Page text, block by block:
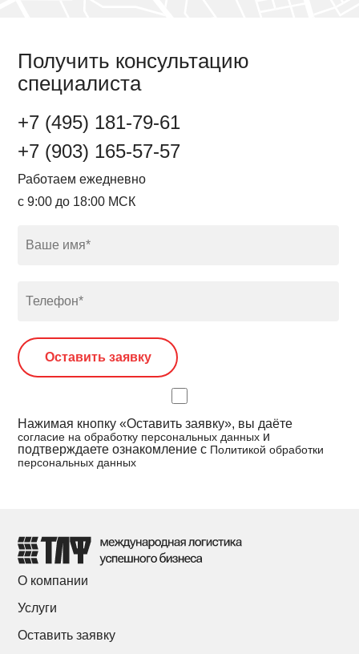
Получить консультацию
специалиста
+7 (495) 181-79-61
+7 (903) 165-57-57
Работаем ежедневно
с 9:00 до 18:00 МСК
Нажимая кнопку «Оставить заявку», вы даёте
согласие на обработку персональных данных и
подтверждаете ознакомление с Политикой обработки
персональных данных
О компании
Услуги
Оставить заявку